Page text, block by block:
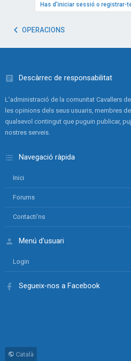
Has d'iniciar sessió o registrar-
OPERACIONS
Descàrrec de responsabilitat
L'administració de la comunitat Cavallers
les opinions dels seus usuaris, membres
qualsevol contingut que puguin publicar,
nostres serveis.
Navegació ràpida
Inici
Forums
Contacti'ns
Menú d'usuari
Login
Segueix-nos a Facebook
Català